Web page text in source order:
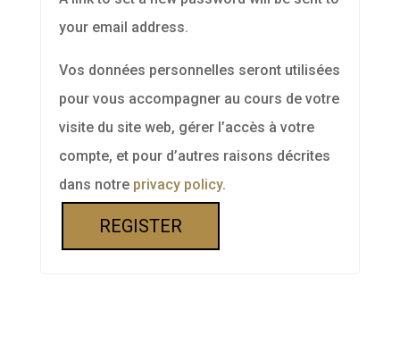
your email address.
Vos données personnelles seront utilisées
pour vous accompagner au cours de votre
visite du site web, gérer l’accès à votre
compte, et pour d’autres raisons décrites
dans notre privacy policy.
REGISTER